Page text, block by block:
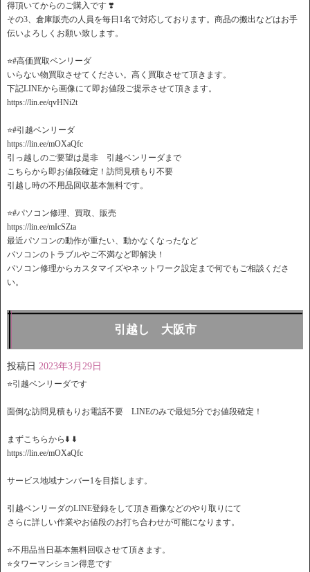
得頂いてからのご購入です ❣️
その3、倉庫販売の人員を毎日1名で対応しております。商品の搬出などはお手
伝いよろしくお願い致します。
⭐️#高価買取ベンリーダ
いらない物買取させてください。高く買取させて頂きます。
下記LINEから画像にて即お値段ご提示させて頂きます。
https://lin.ee/qvHNi2t
⭐️#引越ベンリーダ
https://lin.ee/mOXaQfc
引っ越しのご要望は是非 引越ベンリーダまで
こちらから即お値段確定！訪問見積もり不要
引越し時の不用品回収基本無料です。
⭐️#パソコン修理、買取、販売
https://lin.ee/mIcSZta
最近パソコンの動作が重たい、動かなくなったなど
パソコンのトラブルやご不満など即解決！
パソコン修理からカスタマイズやネットワーク設定まで何でもご相談くださ
い。
引越し 大阪市
投稿日 2023年3月29日
⭐️引越ベンリーダです
面倒な訪問見積もりお電話不要 LINEのみで最短5分でお値段確定！
️まずこちらから⬇️ ⬇️
https://lin.ee/mOXaQfc
サービス地域ナンバー1を目指します。
引越ベンリーダのLINE登録をして頂き画像などのやり取りにて
さらに詳しい作業やお値段のお打ち合わせが可能になります。
⭐️不用品当日基本無料回収させて頂きます。
⭐️タワーマンション得意です